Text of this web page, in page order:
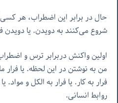
حال در برابر این اضطراب، هر
شروع می‌کنند به دویدن. یا دویدن
اولین واکنش دربرابر ترس و
من به نوشتن در این لحظه. یا فرار
فرار به کار. یا فرار به الکل و مواد.
روابط انسانی.